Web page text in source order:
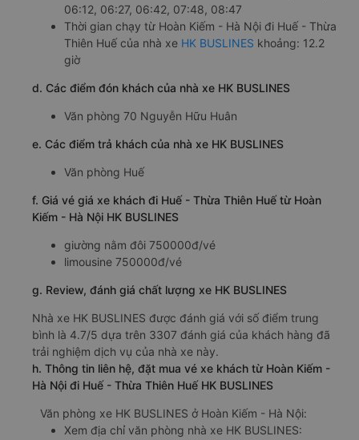
06:12, 06:27, 06:42, 07:48, 08:47
Thời gian chạy từ Hoàn Kiếm - Hà Nội đi Huế - Thừa
Thiên Huế của nhà xe HK BUSLINES khoảng: 12.2
giờ
d. Các điểm đón khách của nhà xe HK BUSLINES
Văn phòng 70 Nguyễn Hữu Huân
e. Các điểm trả khách của nhà xe HK BUSLINES
Văn phòng Huế
f. Giá vé giá xe khách đi Huế - Thừa Thiên Huế từ Hoàn
Kiếm - Hà Nội HK BUSLINES
giường nằm đôi 750000đ/vé
limousine 750000đ/vé
g. Review, đánh giá chất lượng xe HK BUSLINES
Nhà xe HK BUSLINES được đánh giá với số điểm trung
bình là 4.7/5 dựa trên 3307 đánh giá của khách hàng đã
trải nghiệm dịch vụ của nhà xe này.
h. Thông tin liên hệ, đặt mua vé xe khách từ Hoàn Kiếm -
Hà Nội đi Huế - Thừa Thiên Huế HK BUSLINES
Văn phòng xe HK BUSLINES ở Hoàn Kiếm - Hà Nội:
Xem địa chỉ văn phòng nhà xe HK BUSLINES: